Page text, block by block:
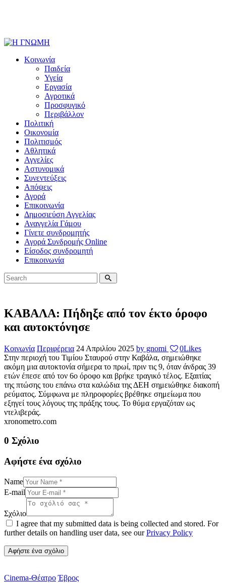
Κοινωνία
Παιδεία
Υγεία
Εργασία
Αγροτικά
Προσφυγικό
Περιβάλλον
Πολιτική
Οικονομία
Πολιτισμός
Αθλητικά
Αγγελίες
Αστυνομικά
Συνεντεύξεις
Απόψεις
Αγορά
Επικοινωνία
Δημοσιεύση Αγγελίας
Αναγγελία Γάμου
Γίνετε συνδρομητής
Αγορά Συνδρομής Online
Είσοδος συνδρομητή
Επικοινωνία
ΚΑΒΑΛΑ: Πήδηξε από τον έκτο όροφο
και αυτοκτόνησε
Κοινωνία Περιφέρεια 24 Απριλίου 2025 by gnomi 0Likes
Στην περιοχή του Τιμίου Σταυρού στην Καβάλα, σημειώθηκε
ακόμη μια αυτοκτονία σήμερα το πρωί, πριν τις 9, όταν άνδρας 39
ετών έπεσε από τον 6ο όροφο και βρήκε τραγικό τέλος. Εξαιτίας
της πτώσης του επάνω στα καλώδια της ΔΕΗ σημειώθηκε διακοπή
ρεύματος. Σύμφωνα με πληροφορίες βρέθηκε σημείωμα που
εξηγεί τους λόγους της πράξης τους. Το θύμα εργαζόταν ως
ντελιβεράς.
xronometro.com
0 Σχόλιο
Αφήστε ένα σχόλιο
Name
E-mail
Σχόλιο
I agree that my submitted data is being collected and stored. For
further details on handling user data, see ourPrivacy Policy
Cinema-Θέατρο Έβρος